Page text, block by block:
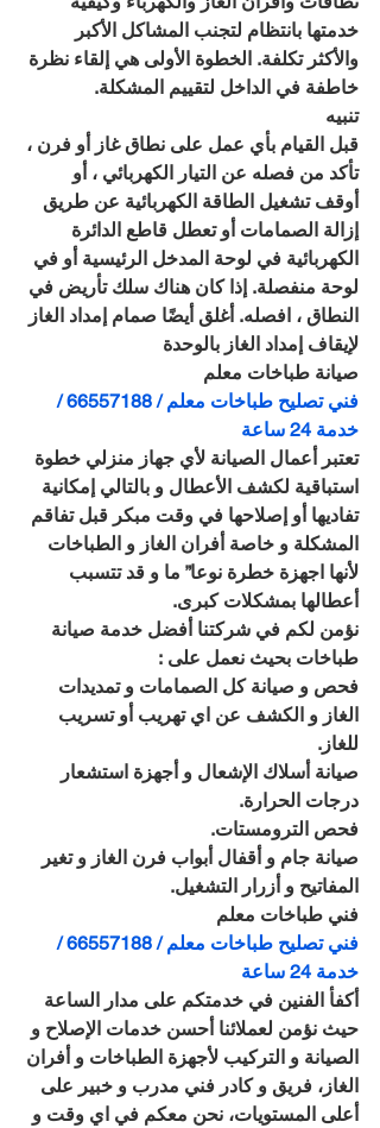
خدمتها بانتظام لتجنب المشاكل الأكبر
والأكثر تكلفة. الخطوة الأولى هي إلقاء نظرة
خاطفة في الداخل لتقييم المشكلة.
تنبيه
قبل القيام بأي عمل على نطاق غاز أو فرن ،
تأكد من فصله عن التيار الكهربائي ، أو
أوقف تشغيل الطاقة الكهربائية عن طريق
إزالة الصمامات أو تعطل قاطع الدائرة
الكهربائية في لوحة المدخل الرئيسية أو في
لوحة منفصلة. إذا كان هناك سلك تأريض في
النطاق ، افصله. أغلق أيضًا صمام إمداد الغاز
لإيقاف إمداد الغاز بالوحدة
صيانة طباخات معلم
فني تصليح طباخات معلم / 66557188 /
خدمة 24 ساعة
تعتبر أعمال الصيانة لأي جهاز منزلي خطوة
استباقية لكشف الأعطال و بالتالي إمكانية
تفاديها أو إصلاحها في وقت مبكر قبل تفاقم
المشكلة و خاصة أفران الغاز و الطباخات
لأنها اجهزة خطرة نوعا” ما و قد تتسبب
أعطالها بمشكلات كبرى.
نؤمن لكم في شركتنا أفضل خدمة صيانة
طباخات بحيث نعمل على :
فحص و صيانة كل الصمامات و تمديدات
الغاز و الكشف عن اي تهريب أو تسريب
للغاز.
صيانة أسلاك الإشعال و أجهزة استشعار
درجات الحرارة.
فحص الترومستات.
صيانة جام و أقفال أبواب فرن الغاز و تغير
المفاتيح و أزرار التشغيل.
فني طباخات معلم
فني تصليح طباخات معلم / 66557188 /
خدمة 24 ساعة
أكفأ الفنين في خدمتكم على مدار الساعة
حيث نؤمن لعملائنا أحسن خدمات الإصلاح و
الصيانة و التركيب لأجهزة الطباخات و أفران
الغاز، فريق و كادر فني مدرب و خبير على
أعلى المستويات، نحن معكم في اي وقت و